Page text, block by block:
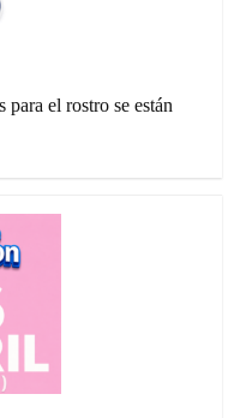
el rostro se están